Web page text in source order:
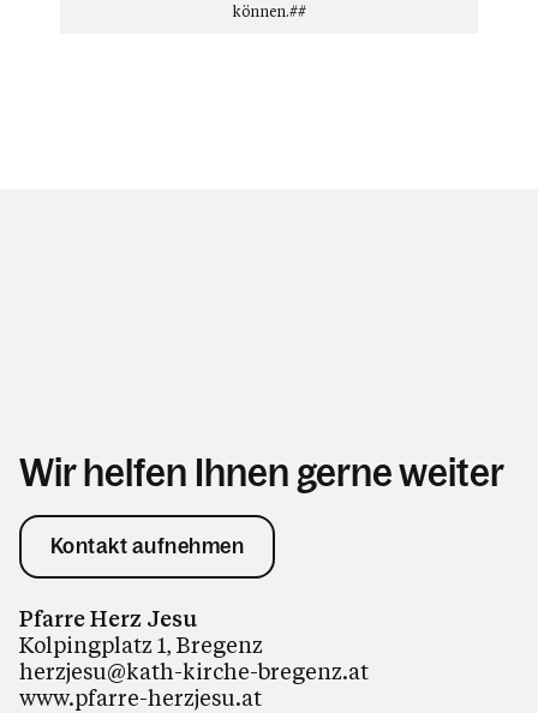
können.##
Wir helfen Ihnen gerne weiter
Kontakt aufnehmen
Pfarre Herz Jesu
Kolpingplatz 1, Bregenz
herzjesu@kath-kirche-bregenz.at
www.pfarre-herzjesu.at